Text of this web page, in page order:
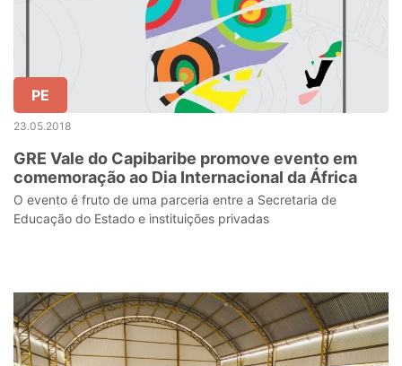
PE
23.05.2018
GRE Vale do Capibaribe promove evento em
comemoração ao Dia Internacional da África
O evento é fruto de uma parceria entre a Secretaria de
Educação do Estado e instituições privadas